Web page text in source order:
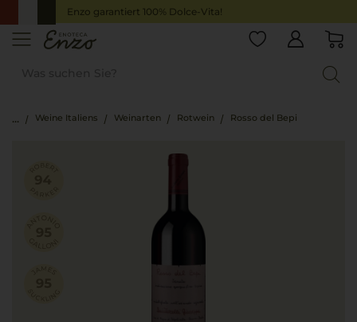
Enzo garantiert 100% Dolce-Vita!
Weine Italiens Weinarten Rotwein Rosso del Bepi